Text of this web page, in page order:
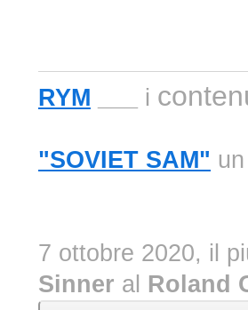
RYM i
"SOVIET SAM"
7 ottobre 2020, il
Sinner al Roland